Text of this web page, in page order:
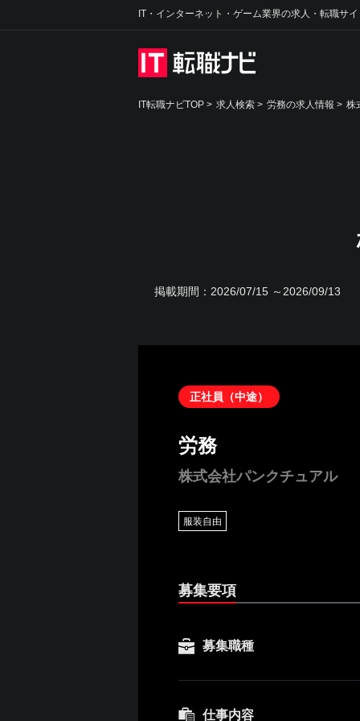
IT・インターネット・ゲーム業界の求人・転職サ
IT転職ナビTOP > 求人検索 > 労務の求人情報 > 株
掲載期間： 2026/07/15 ～2026/09/13
正社員（中途）
労務
株式会社パンクチュアル
服装自由
募集要項
募集職種
仕事内容